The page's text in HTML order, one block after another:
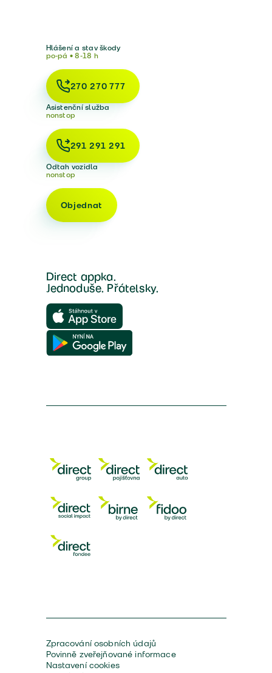
Hlášení a stav škody
po-pá • 8-18 h
270 270 777
Asistenční služba
nonstop
291 291 291
Odtah vozidla
nonstop
Objednat
Direct appka.
Jednoduše. Přátelsky.
Zpracování osobních údajů
Povinně zveřejňované informace
Nastavení cookies